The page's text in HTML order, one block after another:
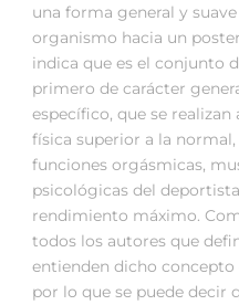
una forma general y
organismo hacia un
indica que es el conjunto
primero de carácter
específico, que se
física superior a la
funciones orgásmicas,
psicológicas del
rendimiento máximo.
todos los autores que
entienden dicho
por lo que se puede decir